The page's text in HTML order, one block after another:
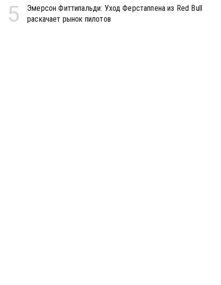
5
Эмерсон Фиттипальди: Уход Ферстаппена из Red Bull
раскачает рынок пилотов